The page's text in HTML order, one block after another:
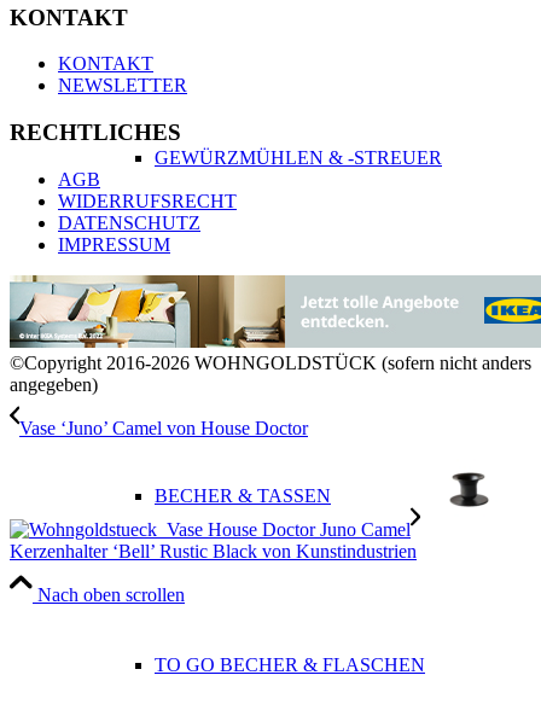
GEWÜRZMÜHLEN & -STREUER
SPÜLMITTEL & AUFBEWAHRUNG
BECHER & TASSEN
TO GO BECHER & FLASCHEN
KONTAKT
KONTAKT
NEWSLETTER
RECHTLICHES
AGB
WIDERRUFSRECHT
DATENSCHUTZ
IMPRESSUM
©Copyright 2016-2026 WOHNGOLDSTÜCK (sofern nicht anders
angegeben)
Vase ‘Juno’ Camel von House Doctor
Kerzenhalter ‘Bell’ Rustic Black von Kunstindustrien
Nach oben scrollen